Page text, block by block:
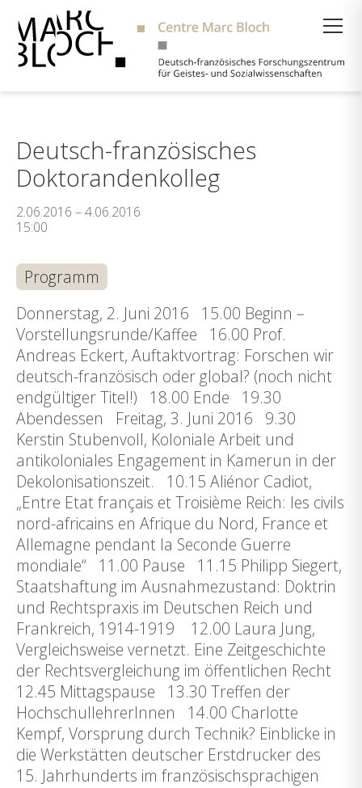
Deutsch-französisches
Doktorandenkolleg
2.06.2016 – 4.06.2016
15:00
Programm
Donnerstag, 2. Juni 2016 15.00 Beginn –
Vorstellungsrunde/Kaffee 16.00 Prof.
Andreas Eckert, Auftaktvortrag: Forschen wir
deutsch-französisch oder global? (noch nicht
endgültiger Titel!) 18.00 Ende 19.30
Abendessen Freitag, 3. Juni 2016 9.30
Kerstin Stubenvoll, Koloniale Arbeit und
antikoloniales Engagement in Kamerun in der
Dekolonisationszeit. 10.15 Aliénor Cadiot,
„Entre Etat français et Troisième Reich: les civils
nord-africains en Afrique du Nord, France et
Allemagne pendant la Seconde Guerre
mondiale“ 11.00 Pause 11.15 Philipp Siegert,
Staatshaftung im Ausnahmezustand: Doktrin
und Rechtspraxis im Deutschen Reich und
Frankreich, 1914-1919 12.00 Laura Jung,
Vergleichsweise vernetzt. Eine Zeitgeschichte
der Rechtsvergleichung im öffentlichen Recht
12.45 Mittagspause 13.30 Treffen der
HochschullehrerInnen 14.00 Charlotte
Kempf, Vorsprung durch Technik? Einblicke in
die Werkstätten deutscher Erstdrucker des
15. Jahrhunderts im französischsprachigen